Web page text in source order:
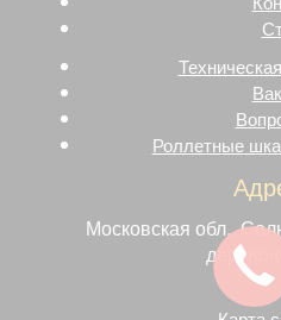
Роллетные
Московская обл.,
дер.